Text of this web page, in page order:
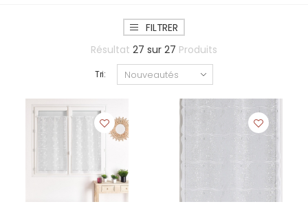
FILTRER
Résultat 27 sur 27 Produits
Tri: